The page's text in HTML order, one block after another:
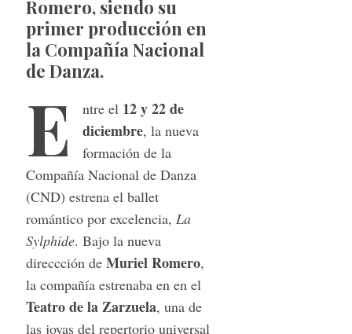
Romero, siendo su
primer producción en
la Compañía Nacional
de Danza.
E ntre el 12 y 22 de
diciembre, la nueva
formación de la
Compañía Nacional de Danza
(CND) estrena el ballet
romántico por excelencia, La
Sylphide. Bajo la nueva
direccción de Muriel Romero,
la compañía estrenaba en en el
Teatro de la Zarzuela, una de
las joyas del repertorio universal